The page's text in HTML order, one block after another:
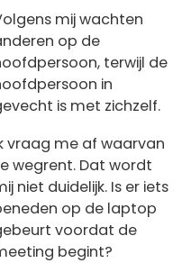
mij wachten
op de
terwijl de
in
is met zichzelf.
vraag me af waarvan
wegrent. Dat wordt
niet duidelijk. Is er iets
op de laptop
voordat de
begint?